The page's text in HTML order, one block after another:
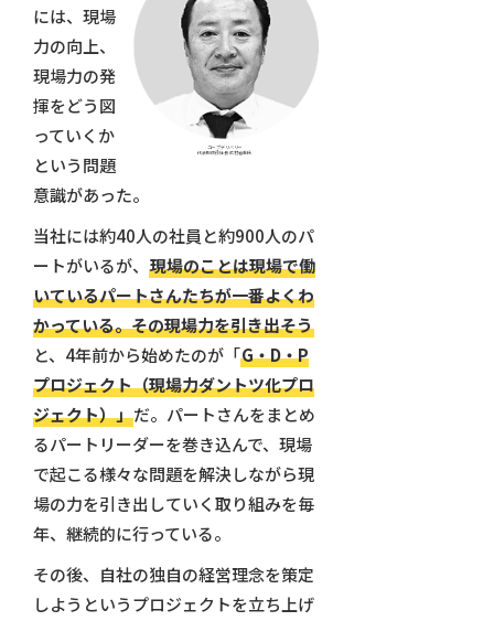
コープデリバリー
代表取締役社長 花村省吾氏
には、現場
力の向上、
現場力の発
揮をどう図
っていくか
という問題
意識があった。
当社には約40人の社員と約900人のパ
ートがいるが、 現場のことは現場で働
いているパートさんたちが一番よくわ
かっている。その現場力を引き出そう
と、4年前から始めたのが「G・D・P
プロジェクト（現場力ダントツ化プロ
ジェクト）」だ。パートさんをまとめ
るパートリーダーを巻き込んで、現場
で起こる様々な問題を解決しながら現
場の力を引き出していく取り組みを毎
年、継続的に行っている。
その後、自社の独自の経営理念を策定
しようというプロジェクトを立ち上げ